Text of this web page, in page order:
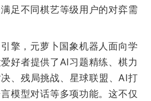
足不同棋艺等级用户的对弈需
擎，元萝卜国象机器人面向学
好者提供了AI习题精练、棋力
、残局挑战、星球联盟、AI打
模型对话等多项功能。这不仅